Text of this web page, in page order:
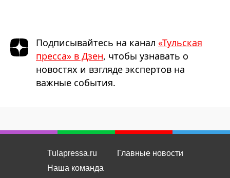
Подписывайтесь на канал «Тульская
пресса» в Дзен, чтобы узнавать о
новостях и взгляде экспертов на
важные события.
Tulapressa.ru
Наша команда
Главные новости